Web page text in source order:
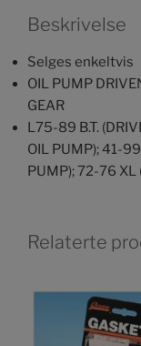
Beskrivelse
Selges enkeltvis
OIL PUMP
GEAR
L75-89 B.T.
OIL PUMP); 41-
PUMP); 72-76 XL
Relaterte